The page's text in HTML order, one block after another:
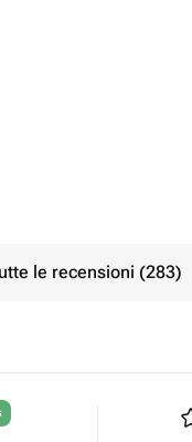
le recensioni (283)